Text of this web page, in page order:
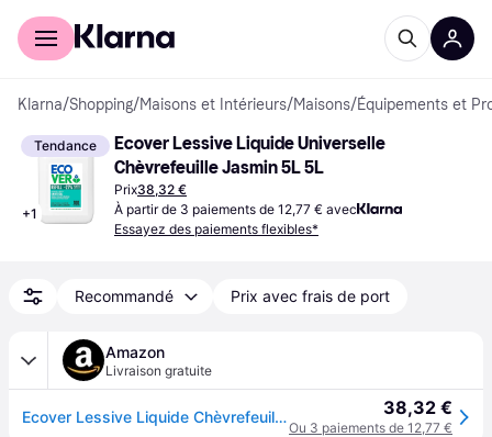
Acheter avec Klarna
Klarna/Shopping/Maisons et Intérieurs/Maisons/Équipements et
Tendance
+1
Ecover Lessive Liquide Universelle
Chèvrefeuille Jasmin 5L 5L
Prix38,32 €
À partir de 3 paiements de 12,77 € avec
Essayez des paiements flexibles*
Recommandé Prix avec frais de port
Amazon
Livraison gratuite
Ecover Lessive Liquide Chèvrefeuille & Jasmin 100 Lavages 38,32 €
Ou 3 paiements de 12,77 €